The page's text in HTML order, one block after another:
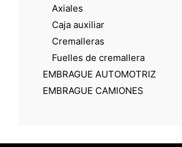
Axiales
Caja auxiliar
Cremalleras
Fuelles de cremallera
EMBRAGUE AUTOMOTRIZ
EMBRAGUE CAMIONES